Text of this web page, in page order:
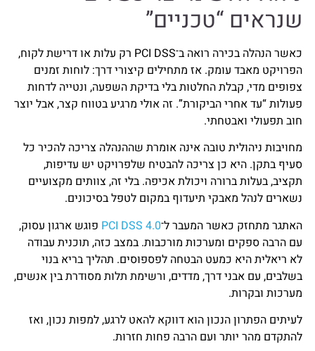
שנראים “טכניים”
כאשר הנהלה בכירה רואה ב־PCI DSS רק עלות או דרישת לקוח,
הפרויקט מאבד עומק. אז מתחילים קיצורי דרך: לוחות זמנים
צפופים מדי, קבלת החלטות בלי בדיקת השפעה, ונטייה לדחות
פעולות “עד אחרי הביקורת”. זה אולי מרגיע בטווח קצר, אבל יוצר
חוב תפעולי ואבטחתי.
מחויבות ניהולית טובה אינה אומרת שההנהלה צריכה להכיר כל
סעיף בתקן. היא כן צריכה להבטיח שלפרויקט יש עדיפות,
תקציב, בעלות ברורה ויכולת אכיפה. בלי זה, צוותים מקצועיים
נשארים לנהל מאבקי תיעדוף במקום לטפל בסיכונים.
האתגר מתחזק כאשר המעבר ל־PCI DSS 4.0 פוגש ארגון עסוק,
עם הרבה ספקים ומערכות מורכבות. במצב כזה, תוכנית עבודה
לא ריאלית היא כמעט הבטחה לפספוסים. תהליך בריא בנוי
בשלבים, עם אבני דרך, מדדים, ורשימת תלות מסודרת בין אנשים,
מערכות ובקרות.
לעיתים הפתרון הנכון הוא דווקא להאט לרגע, למפות נכון, ואז
להתקדם מהר יותר ועם הרבה פחות חזרות.